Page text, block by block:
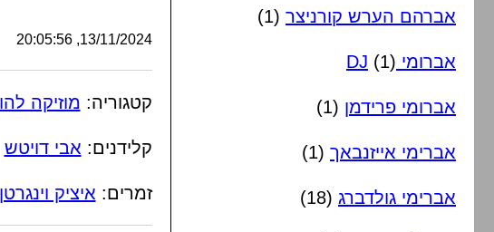
13/11/2024, 20:05:56
קטגוריה: מוזיקה
קלידנים: אבי דויטש
זמרים: איציק וינגרטן
אברהם הערש קורניצר (1)
אברומי DJ (1)
אברומי פרידמן (1)
אברימי אייזנבאך (1)
אברימי גולדברג (18)